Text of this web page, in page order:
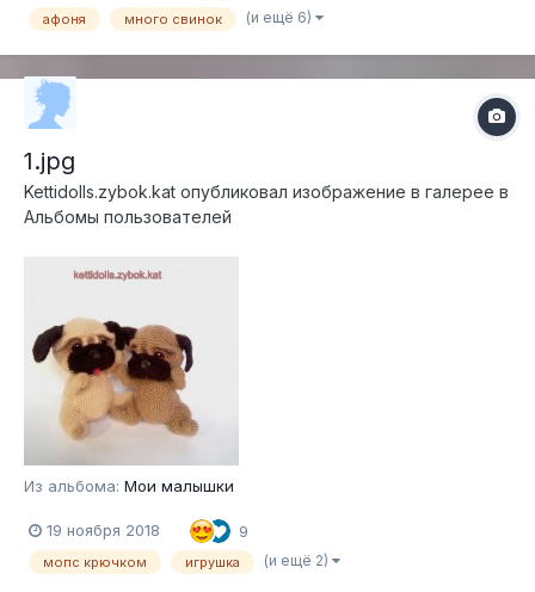
афоня много свинок (и ещё 6)
1.jpg
Kettidolls.zybok.kat опубликовал изображение в галерее в
Альбомы пользователей
Из альбома: Мои малышки
19 ноября 2018 9
мопс крючком игрушка (и ещё 2)